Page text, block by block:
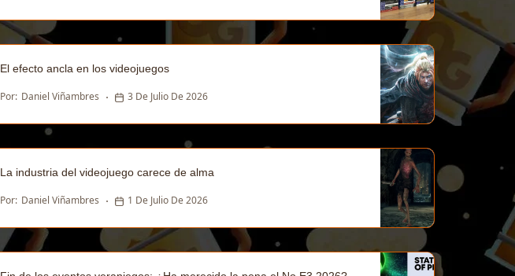
El efecto ancla en los videojuegos
Por: Daniel Viñambres 3 De Julio De 2026
La industria del videojuego carece de alma
Por: Daniel Viñambres 1 De Julio De 2026